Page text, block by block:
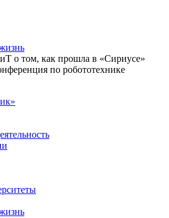
о том, как прошла в «Сириусе»
по робототехнике